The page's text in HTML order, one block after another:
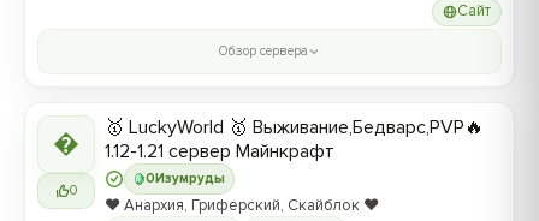
Сайт
Обзор сервера

0
0 Изумруды
🥇 LuckyWorld 🥇 Выживание,Бедварс,PVP🔥
1.12-1.21 сервер Майнкрафт
❤️ Анархия, Гриферский, Скайблок ❤️